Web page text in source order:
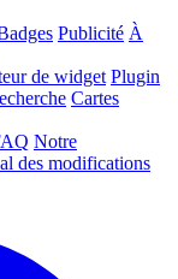
Publicité À
de widget Plugin
Cartes
Notre
des modifications